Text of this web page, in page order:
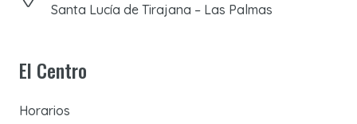
Santa Lucía de Tirajana – Las Palmas
El Centro
Horarios